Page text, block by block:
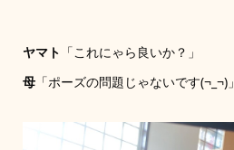
ヤマト 「これにゃら良いか？」
母「ポーズの問題じゃないです(¬_¬)」